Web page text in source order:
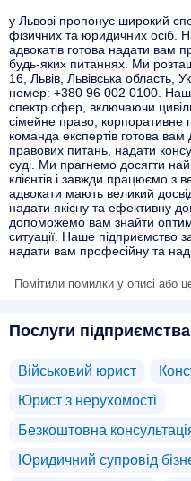
у Львові пропонує широкий
фізичних та юридичних осіб.
адвокатів готова надати вам
будь-яких питаннях. Ми
16, Львів, Львівська область,
номер: +380 96 002 0100.
спектр сфер, включаючи
сімейне право, корпоративне
команда експертів готова
правових питань, надати
суді. Ми прагнемо досягти
клієнтів і завжди працюємо
адвокати мають великий
надати якісну та ефективну
допоможемо вам знайти
ситуації. Наше підприємство
надати вам професійну та
Помітили помилки у описі або
Послуги підприємства
Військовий юрист
Юрист з нерухомості
Безкоштовна
Юридичний супровід